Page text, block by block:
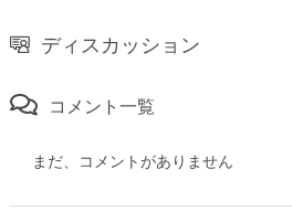
ディスカッション
コメント一覧
まだ、コメントがありません